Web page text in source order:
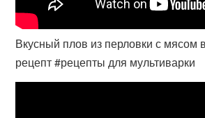
Вкусный плов из перловки с мясом
рецепт #рецепты для мультиварки